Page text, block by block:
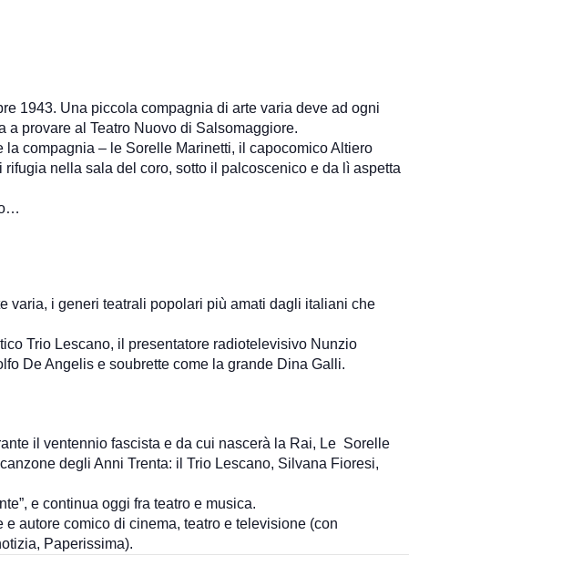
1943. Una piccola compagnia di arte varia deve ad ogni
a provare al Teatro Nuovo di Salsomaggiore.
compagnia – le Sorelle Marinetti, il capocomico Altiero
nella sala del coro, sotto il palcoscenico e da lì aspetta
varia, i generi teatrali popolari più amati dagli italiani che
Trio Lescano, il presentatore radiotelevisivo Nunzio
De Angelis e soubrette come la grande Dina Galli.
il ventennio fascista e da cui nascerà la Rai, Le Sorelle
degli Anni Trenta: il Trio Lescano, Silvana Fioresi,
e continua oggi fra teatro e musica.
autore comico di cinema, teatro e televisione (con
Paperissima).